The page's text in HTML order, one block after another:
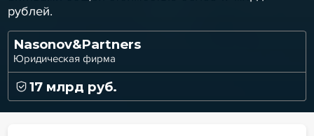
рублей.
Nasonov&Partners
Юридическая фирма
17 млрд руб.